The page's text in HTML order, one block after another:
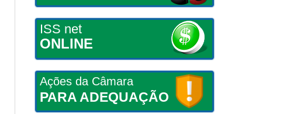
ISS net
ONLINE
Ações da Câmara
PARA ADEQUAÇÃO